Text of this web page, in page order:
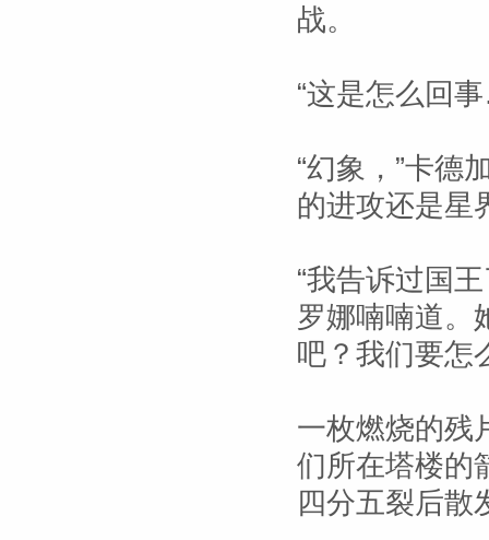
战。
“这是怎么回
“幻象，”卡德
的进攻还是星
“我告诉过国
罗娜喃喃道。
吧？我们要怎
一枚燃烧的残
们所在塔楼的
四分五裂后散